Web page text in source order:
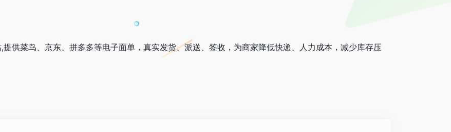
供菜鸟、京东、拼多多等电子面单，真实发货、派送、签收，为商家降低快递、人力成本，减少库存压